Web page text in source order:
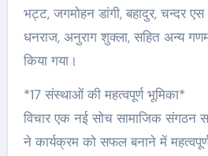
भट्ट, जगमोहन डांगी, बहादुर, चन्दर एस
धनराज, अनुराग शुक्ला, सहित अन्य
किया गया।
*17 संस्थाओं की महत्वपूर्ण भूमिका*
विचार एक नई सोच सामाजिक संगठन
ने कार्यक्रम को सफल बनाने में